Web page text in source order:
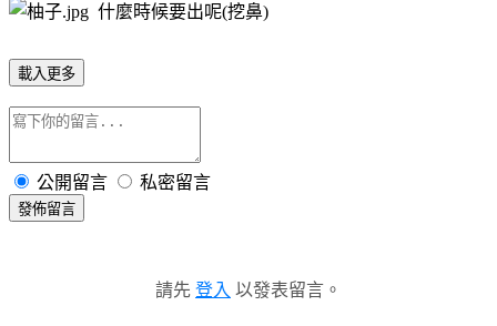
什麼時候要出呢(挖鼻)
載入更多
公開留言 私密留言
發佈留言
請先 登入 以發表留言。